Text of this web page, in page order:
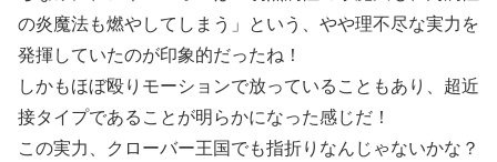
の炎魔法も燃やしてしまう」という、やや理不尽な実力を
発揮していたのが印象的だったね！
しかもほぼ殴りモーションで放っていることもあり、超近
接タイプであることが明らかになった感じだ！
この実力、クローバー王国でも指折りなんじゃないかな？